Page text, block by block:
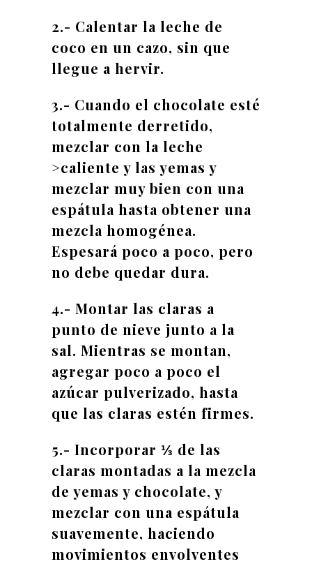
2.- Calentar la leche de
coco en un cazo, sin que
llegue a hervir.
3.- Cuando el chocolate esté
totalmente derretido,
mezclar con la leche
>caliente y las yemas y
mezclar muy bien con una
espátula hasta obtener una
mezcla homogénea.
Espesará poco a poco, pero
no debe quedar dura.
4.- Montar las claras a
punto de nieve junto a la
sal. Mientras se montan,
agregar poco a poco el
azúcar pulverizado, hasta
que las claras estén firmes.
5.- Incorporar ⅓ de las
claras montadas a la mezcla
de yemas y chocolate, y
mezclar con una espátula
suavemente, haciendo
movimientos envolventes